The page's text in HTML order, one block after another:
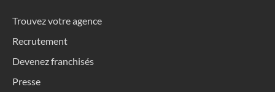
Trouvez votre agence
Recrutement
Devenez franchisés
Presse